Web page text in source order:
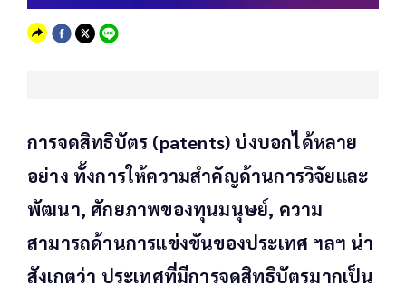
การจดสิทธิบัตร (patents) บ่งบอกได้หลาย
อย่าง ทั้งการให้ความสำคัญด้านการวิจัยและ
พัฒนา, ศักยภาพของทุนมนุษย์, ความ
สามารถด้านการแข่งขันของประเทศ ฯลฯ น่า
สังเกตว่า ประเทศที่มีการจดสิทธิบัตรมากเป็น